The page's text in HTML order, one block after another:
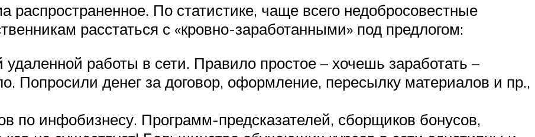
распространенное. По статистике, чаще всего недобросовестные
расстаться с «кровно-заработанными» под предлогом:
работы в сети. Правило простое – хочешь заработать –
Попросили денег за договор, оформление, пересылку материалов и пр.,
по инфобизнесу. Программ-предсказателей, сборщиков бонусов,